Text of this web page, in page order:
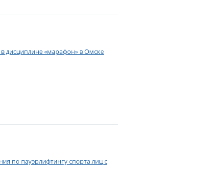
дисциплине «марафон» в Омске
по пауэрлифтингу спорта лиц с